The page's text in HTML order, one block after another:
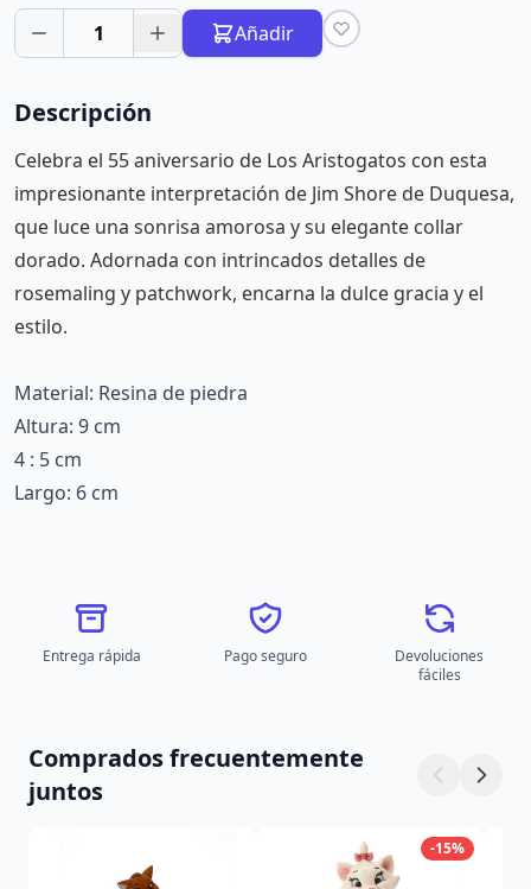
1 Añadir
Descripción
Celebra el 55 aniversario de Los Aristogatos con esta
impresionante interpretación de Jim Shore de Duquesa,
que luce una sonrisa amorosa y su elegante collar
dorado. Adornada con intrincados detalles de
rosemaling y patchwork, encarna la dulce gracia y el
estilo.
Material: Resina de piedra
Altura: 9 cm
4 : 5 cm
Largo: 6 cm
Entrega rápida Pago seguro
Devoluciones
fáciles
Comprados frecuentemente
juntos
-15%